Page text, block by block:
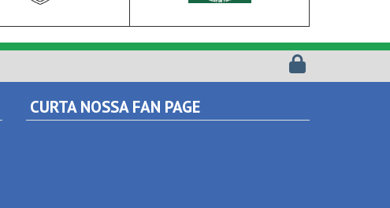
CURTA NOSSA FAN PAGE